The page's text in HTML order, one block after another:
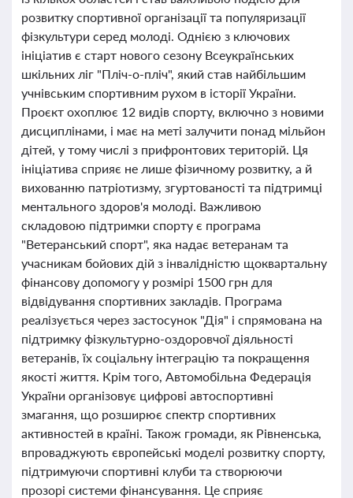
розвитку спортивної організації та популяризації
фізкультури серед молоді. Однією з ключових
ініціатив є старт нового сезону Всеукраїнських
шкільних ліг "Пліч-о-пліч", який став найбільшим
учнівським спортивним рухом в історії України.
Проєкт охоплює 12 видів спорту, включно з новими
дисциплінами, і має на меті залучити понад мільйон
дітей, у тому числі з прифронтових територій. Ця
ініціатива сприяє не лише фізичному розвитку, а й
вихованню патріотизму, згуртованості та підтримці
ментального здоров'я молоді. Важливою
складовою підтримки спорту є програма
"Ветеранський спорт", яка надає ветеранам та
учасникам бойових дій з інвалідністю щоквартальну
фінансову допомогу у розмірі 1500 грн для
відвідування спортивних закладів. Програма
реалізується через застосунок "Дія" і спрямована на
підтримку фізкультурно-оздоровчої діяльності
ветеранів, їх соціальну інтеграцію та покращення
якості життя. Крім того, Автомобільна Федерація
України організовує цифрові автоспортивні
змагання, що розширює спектр спортивних
активностей в країні. Також громади, як Рівненська,
впроваджують європейські моделі розвитку спорту,
підтримуючи спортивні клуби та створюючи
прозорі системи фінансування. Це сприяє